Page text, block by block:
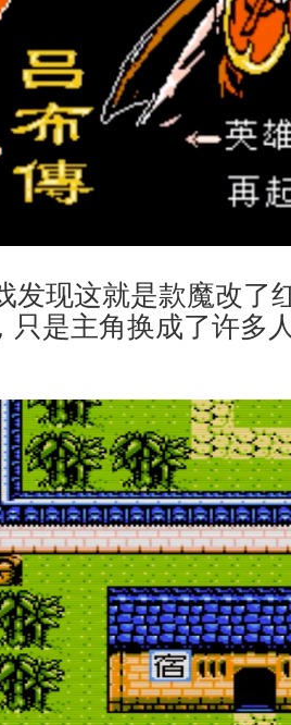
发现这就是款魔改了
只是主角换成了许多